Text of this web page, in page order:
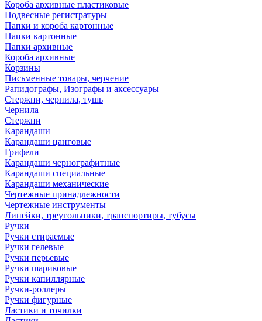
Короба архивные пластиковые
Подвесные регистратуры
Папки и короба картонные
Папки картонные
Папки архивные
Короба архивные
Корзины
Письменные товары, черчение
Рапидографы, Изографы и аксессуары
Стержни, чернила, тушь
Чернила
Стержни
Карандаши
Карандаши цанговые
Грифели
Карандаши чернографитные
Карандаши специальные
Карандаши механические
Чертежные принадлежности
Чертежные инструменты
Линейки, треугольники, транспортиры, тубусы
Ручки
Ручки стираемые
Ручки гелевые
Ручки перьевые
Ручки шариковые
Ручки капиллярные
Ручки-роллеры
Ручки фигурные
Ластики и точилки